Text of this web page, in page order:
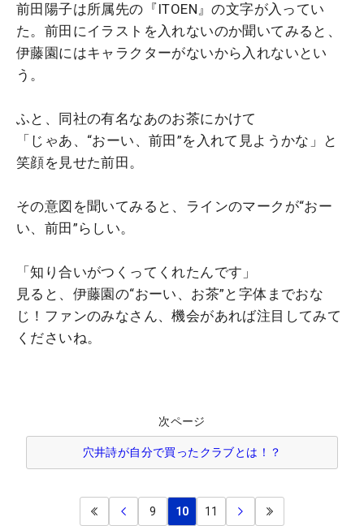
前田陽子は所属先の『ITOEN』の文字が入ってい
た。前田にイラストを入れないのか聞いてみると、
伊藤園にはキャラクターがないから入れないとい
う。
ふと、同社の有名なあのお茶にかけて
「じゃあ、“おーい、前田”を入れて見ようかな」と
笑顔を見せた前田。
その意図を聞いてみると、ラインのマークが“おー
い、前田”らしい。
「知り合いがつくってくれたんです」
見ると、伊藤園の“おーい、お茶”と字体までおな
じ！ファンのみなさん、機会があれば注目してみて
くださいね。
次ページ
穴井詩が自分で買ったクラブとは！？
9 10 11